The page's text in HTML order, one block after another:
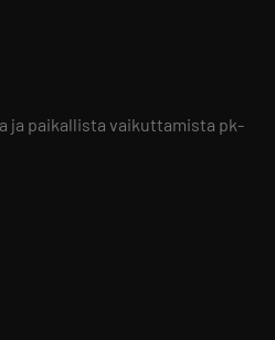
ja paikallista vaikuttamista pk-